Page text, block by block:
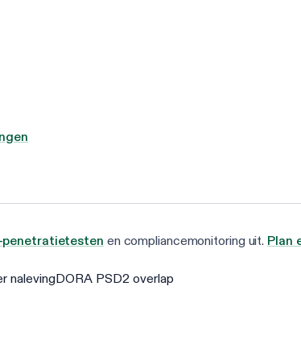
penetratietesten en compliancemonitoring uit. Plan
nalevingDORA PSD2 overlap